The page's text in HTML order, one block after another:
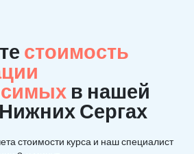
стоимость
в нашей
Сергах
стоимости курса и наш специалист